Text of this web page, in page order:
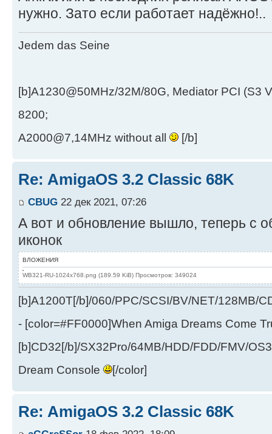
нужно. Зато если работает надёжно!..
Jedem das Seine
[b]A1230@50MHz/32M/80G, Mediator PCI (S3
8200;
A2000@7,14MHz without all
[/b]
Re: AmigaOS 3.2 Classic 68K
CBUG 22 дек 2021, 07:26
А вот и обновление вышло, теперь с
иконок
ВЛОЖЕНИЯ
WB321-RU-1024x768.png (189.59 KiB) Просмотров: 349024
[b]A1200T[/b]/060/PPC/SCSI/BV/NET/128MB/
- [color=#FF0000]When Amiga Dreams Come
[b]CD32[/b]/SX32Pro/64MB/HDD/FDD/FMV/
Dream Console
[/color]
Re: AmigaOS 3.2 Classic 68K